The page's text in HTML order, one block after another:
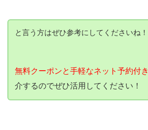
と言う方はぜひ参考にしてくださいね！
無料クーポンと手軽なネット予約付き
介するのでぜひ活用してください！